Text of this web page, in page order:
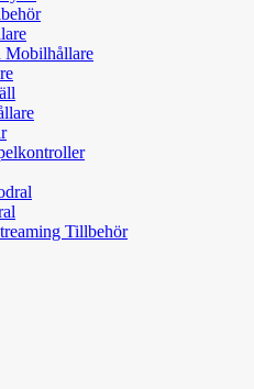
Mobilhållare
Tillbehör